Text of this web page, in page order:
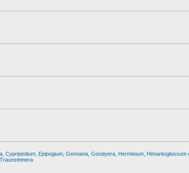
Cypripedium Epipogium Gennaria Goodyera Herminium Himantoglossum
Traunsteinera